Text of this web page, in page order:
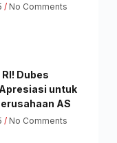
No Comments
Dubes
untuk
AS
No Comments